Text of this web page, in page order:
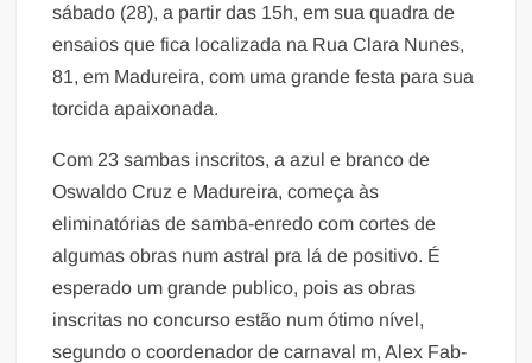
sábado (28), a partir das 15h, em sua quadra de
ensaios que fica localizada na Rua Clara Nunes,
81, em Madureira, com uma grande festa para sua
torcida apaixonada.
Com 23 sambas inscritos, a azul e branco de
Oswaldo Cruz e Madureira, começa às
eliminatórias de samba-enredo com cortes de
algumas obras num astral pra lá de positivo. É
esperado um grande publico, pois as obras
inscritas no concurso estão num ótimo nível,
segundo o coordenador de carnaval m, Alex Fab-